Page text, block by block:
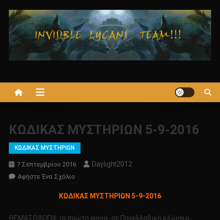
στο
περιεχόμενο
ΚΩΔΙΚΑΣ ΜΥΣΤΗΡΙΩΝ 5-9-2016
ΚΩΔΙΚΑΣ ΜΥΣΤΗΡΙΩΝ
7 Σεπτεμβρίου 2016 Daylight2012
Αφήστε Ένα ΣχόλιοΓια
ΚΩΔΙΚΑΣ
ΚΩΔΙΚΑΣ ΜΥΣΤΗΡΙΩΝ 5-9-2016
ΘΕΜΑΤΟΛΟΓΙΑ: ια πρώτη φορά -σε Πανελλαδική κλίμακα-